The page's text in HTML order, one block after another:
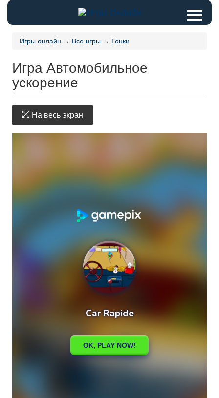
Игры онлайн → Все игры → Гонки
Игра Автомобильное
ускорение
На весь экран